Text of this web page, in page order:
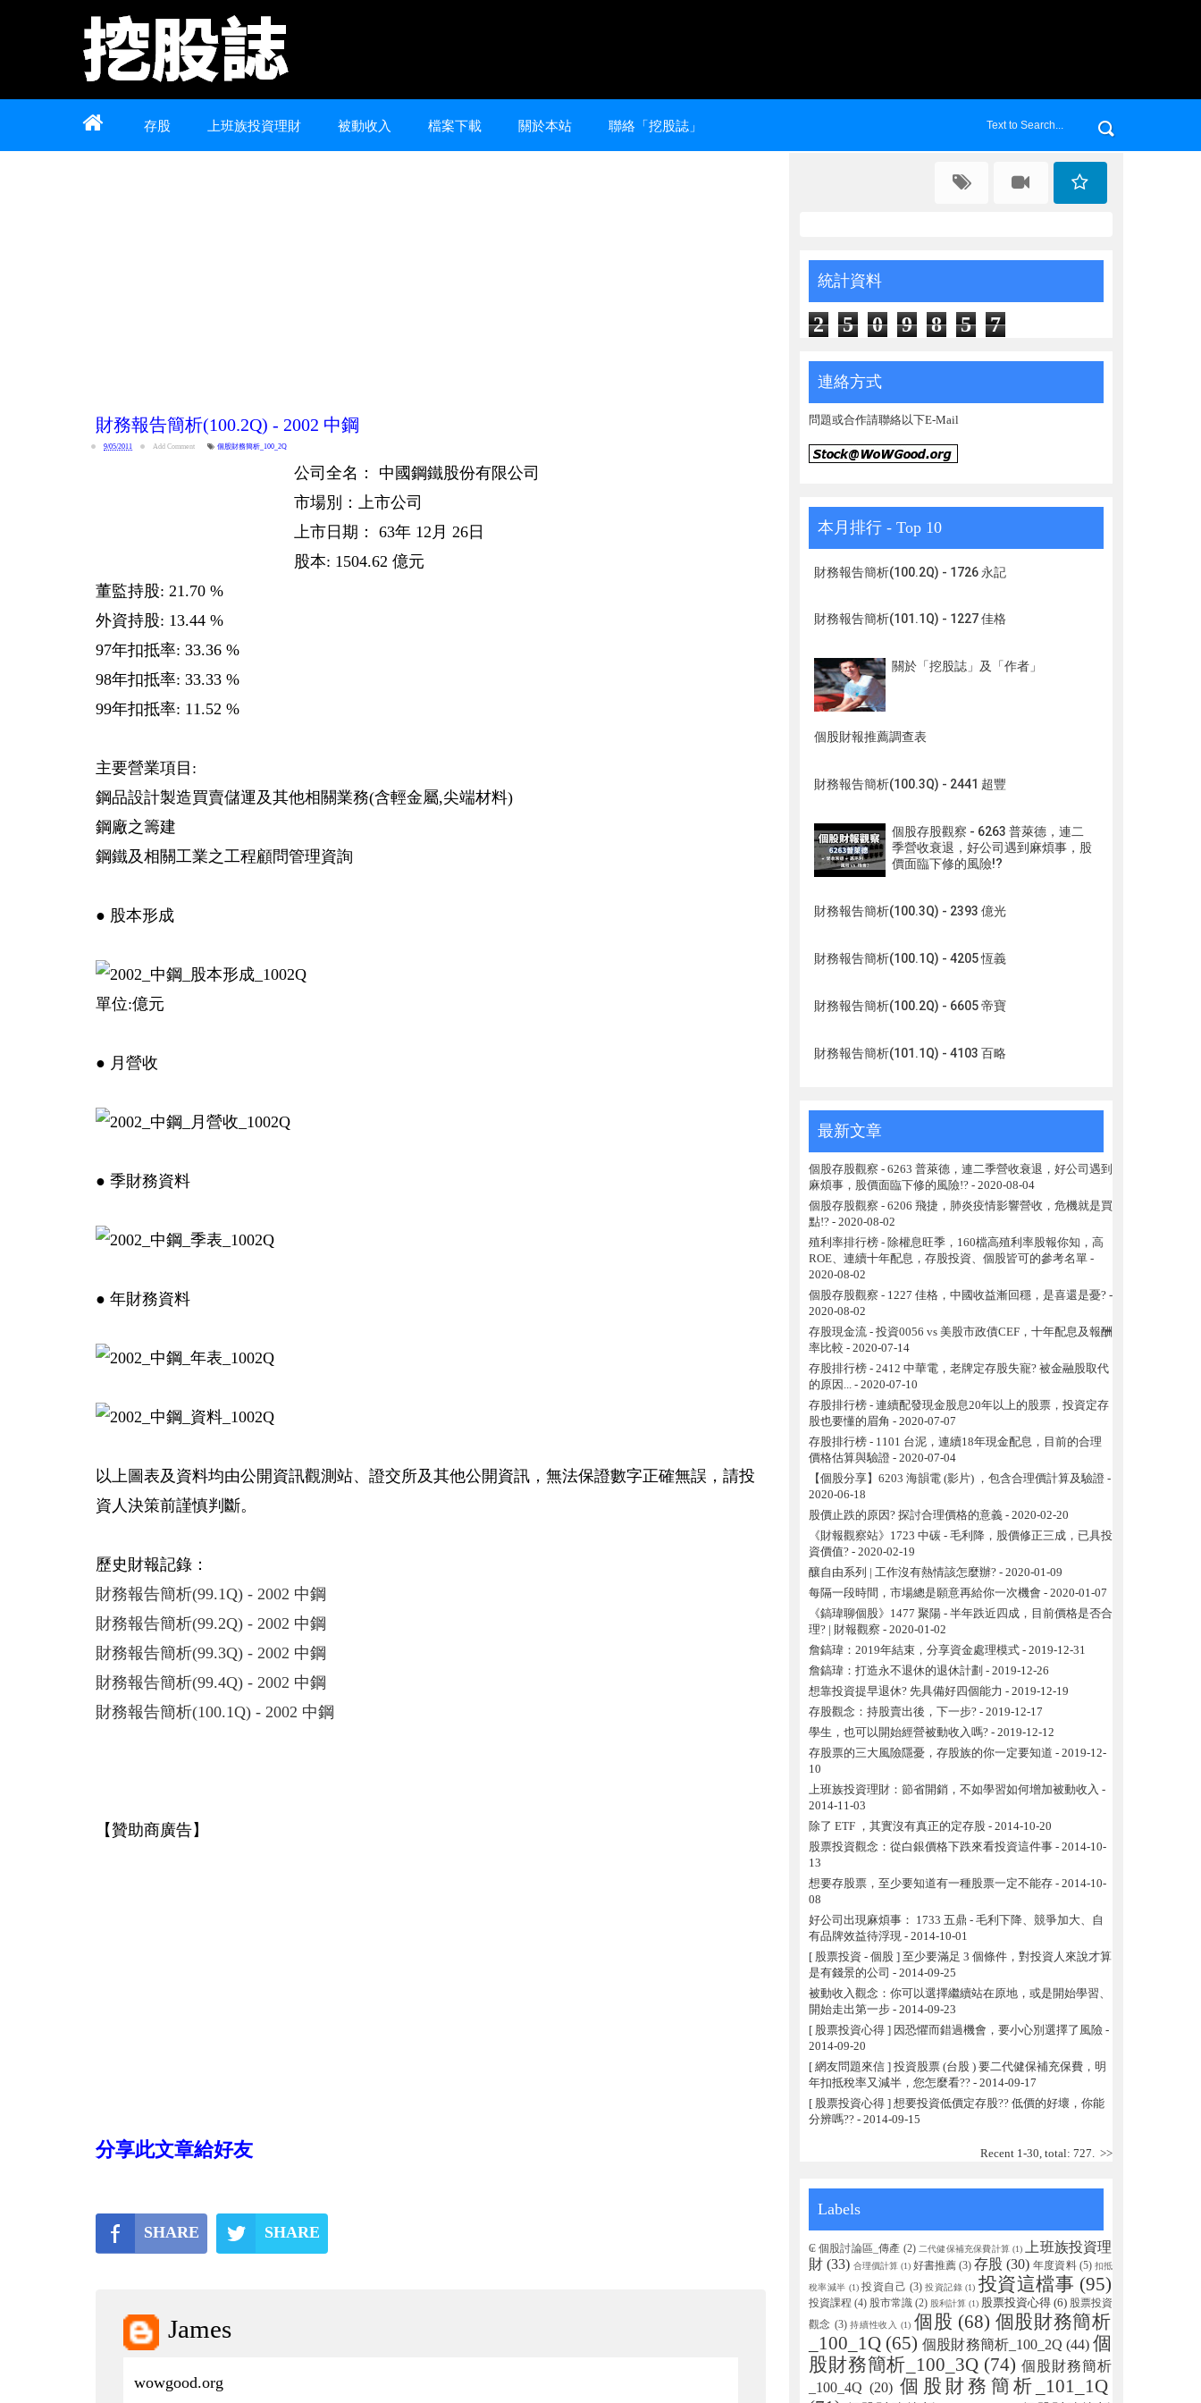
Home About Contact
存股 上班族投資理財 被動收入 檔案下載 關於本站 聯絡「挖股誌」
財務報告簡析(100.2Q) - 2002 中鋼
9/05/2011 Add Comment 個股財務簡析_100_2Q
公司全名： 中國鋼鐵股份有限公司
市場別：上市公司
上市日期： 63年 12月 26日
股本: 1504.62 億元
董監持股: 21.70 %
外資持股: 13.44 %
97年扣抵率: 33.36 %
98年扣抵率: 33.33 %
99年扣抵率: 11.52 %
主要營業項目:
鋼品設計製造買賣儲運及其他相關業務(含輕金屬,尖端材料)
鋼廠之籌建
鋼鐵及相關工業之工程顧問管理資詢
● 股本形成
單位:億元
● 月營收
● 季財務資料
● 年財務資料
以上圖表及資料均由公開資訊觀測站、證交所及其他公開資訊，無法保證數字正確無誤，請投
資人決策前謹慎判斷。
歷史財報記錄：
財務報告簡析(99.1Q) - 2002 中鋼
財務報告簡析(99.2Q) - 2002 中鋼
財務報告簡析(99.3Q) - 2002 中鋼
財務報告簡析(99.4Q) - 2002 中鋼
財務報告簡析(100.1Q) - 2002 中鋼
【贊助商廣告】
分享此文章給好友
SHARE SHARE
James
wowgood.org
統計資料
2 5 0 9 8 5 7
連絡方式
問題或合作請聯絡以下E-Mail
本月排行 - Top 10
財務報告簡析(100.2Q) - 1726 永記
財務報告簡析(101.1Q) - 1227 佳格
關於「挖股誌」及「作者」
個股財報推薦調查表
財務報告簡析(100.3Q) - 2441 超豐
個股存股觀察 - 6263 普萊德，連二
季營收衰退，好公司遇到麻煩事，股
價面臨下修的風險!?
財務報告簡析(100.3Q) - 2393 億光
財務報告簡析(100.1Q) - 4205 恆義
財務報告簡析(100.2Q) - 6605 帝寶
財務報告簡析(101.1Q) - 4103 百略
最新文章
個股存股觀察 - 6263 普萊德，連二季營收衰退，好公司遇到
麻煩事，股價面臨下修的風險!?- 2020-08-04
個股存股觀察 - 6206 飛捷，肺炎疫情影響營收，危機就是買
點!? - 2020-08-02
殖利率排行榜 - 除權息旺季，160檔高殖利率股報你知，高
ROE、連續十年配息，存股投資、個股皆可的參考名單-
2020-08-02
個股存股觀察 - 1227 佳格，中國收益漸回穩，是喜還是憂?-
2020-08-02
存股現金流 - 投資0056 vs 美股市政債CEF，十年配息及報酬
率比較 - 2020-07-14
存股排行榜 - 2412 中華電，老牌定存股失寵? 被金融股取代
的原因...- 2020-07-10
存股排行榜 - 連續配發現金股息20年以上的股票，投資定存
股也要懂的眉角 - 2020-07-07
存股排行榜 - 1101 台泥，連續18年現金配息，目前的合理
價格估算與驗證- 2020-07-04
【個股分享】6203 海韻電 (影片) ，包含合理價計算及驗證-
2020-06-18
股價止跌的原因? 探討合理價格的意義- 2020-02-20
《財報觀察站》1723 中碳 - 毛利降，股價修正三成，已具投
資價值?- 2020-02-19
釀自由系列 | 工作沒有熱情該怎麼辦?- 2020-01-09
每隔一段時間，市場總是願意再給你一次機會 - 2020-01-07
《鎬瑋聊個股》1477 聚陽 - 半年跌近四成，目前價格是否合
理? | 財報觀察 - 2020-01-02
詹鎬瑋：2019年結束，分享資金處理模式- 2019-12-31
詹鎬瑋：打造永不退休的退休計劃 - 2019-12-26
想靠投資提早退休? 先具備好四個能力 - 2019-12-19
存股觀念：持股賣出後，下一步?- 2019-12-17
學生，也可以開始經營被動收入嗎?- 2019-12-12
存股票的三大風險隱憂，存股族的你一定要知道 - 2019-12-
10
上班族投資理財：節省開銷，不如學習如何增加被動收入 -
2014-11-03
除了 ETF ，其實沒有真正的定存股- 2014-10-20
股票投資觀念：從白銀價格下跌來看投資這件事- 2014-10-
13
想要存股票，至少要知道有一種股票一定不能存 - 2014-10-
08
好公司出現麻煩事： 1733 五鼎 - 毛利下降、競爭加大、自
有品牌效益待浮現- 2014-10-01
[ 股票投資 - 個股 ] 至少要滿足 3 個條件，對投資人來說才算
是有錢景的公司 - 2014-09-25
被動收入觀念：你可以選擇繼續站在原地，或是開始學習、
開始走出第一步 - 2014-09-23
[ 股票投資心得 ] 因恐懼而錯過機會，要小心別選擇了風險-
2014-09-20
[ 網友問題來信 ] 投資股票 (台股 ) 要二代健保補充保費，明
年扣抵稅率又減半，您怎麼看??- 2014-09-17
[ 股票投資心得 ] 想要投資低價定存股?? 低價的好壞，你能
分辨嗎??- 2014-09-15
Recent 1-30, total: 727. >>
Labels
₢ 個股討論區_傳產 (2) 二代健保補充保費計算 (1)
上班族投資理
財 (33) 合理價計算 (1) 好書推薦 (3) 存股 (30) 年度資料 (5) 扣抵
稅率減半 (1) 投資自己 (3) 投資記錄 (1) 投資這檔事 (95)
投資課程 (4) 股市常識 (2) 股利計算 (1) 股票投資心得 (6) 股票投資
觀念 (3) 持續性收入 (1) 個股 (68) 個股財務簡析
_100_1Q (65) 個股財務簡析_100_2Q (44) 個
股財務簡析_100_3Q (74) 個股財務簡析
_100_4Q (20) 個股財務簡析_101_1Q